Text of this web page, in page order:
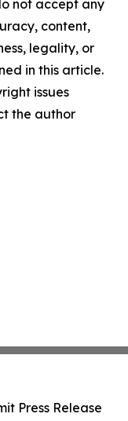
not accept any
content,
legality, or
in this article.
issues
the author
Press Release